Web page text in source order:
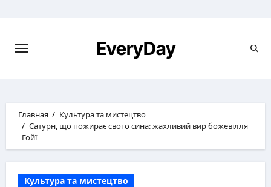
EveryDay
Главная
Культура та мистецтво
Сатурн, що пожирає свого сина: жахливий вир божевілля
Гойї
Культура та мистецтво